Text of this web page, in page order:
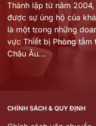
Thành lập từ năm
được sự ủng hộ của
là một trong những
vực Thiết bị Phòng tắm
Châu Âu...
CHÍNH SÁCH & QUY ĐỊNH